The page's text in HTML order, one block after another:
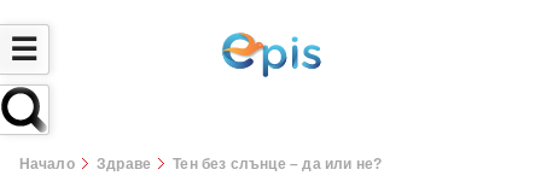
☰
Начало Здраве Тен без слънце – да или не?